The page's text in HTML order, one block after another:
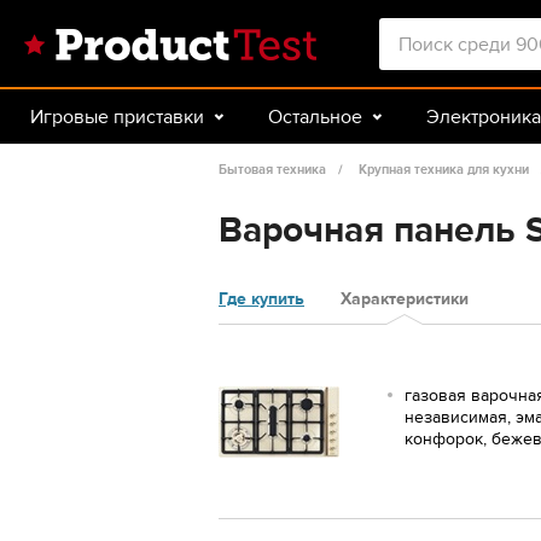
Игровые приставки Остальное Электроника
Авто Спорт и туризм
Бытовая техника Крупная техника для кухни
Варочная панель
Где купить Характеристики
газовая
независимая,
конфорок,